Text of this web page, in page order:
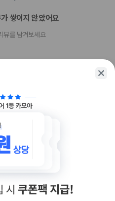
파운드 기준) 35
kg 기준) 16
항이 면제됩니다.
쌓이지 않았어요
뷰를 남겨보세요
정보를 공유해보세요
링크복사